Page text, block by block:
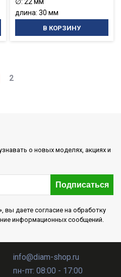
длина: 30 мм
В КОРЗИНУ
2
о новых моделях, акциях и
Подписаться
вы даете согласие на обработку
информационных сообщений.
info@diam-shop.ru
пн-пт: 08:00 - 17:00